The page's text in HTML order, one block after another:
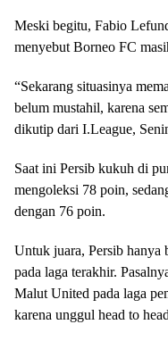
Meski begitu, Fabio
menyebut Borneo FC
“Sekarang situasinya
belum mustahil, karena
dikutip dari I.League,
Saat ini Persib kukuh di
mengoleksi 78 poin,
dengan 76 poin.
Untuk juara, Persib hanya
pada laga terakhir.
Malut United pada laga
karena unggul head to